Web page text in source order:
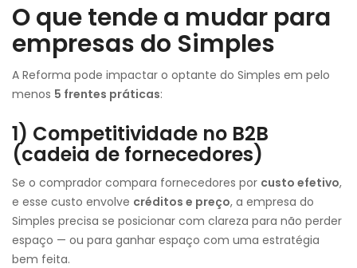
O que tende a mudar para
empresas do Simples
A Reforma pode impactar o optante do Simples em pelo
menos 5 frentes práticas:
1) Competitividade no B2B
(cadeia de fornecedores)
Se o comprador compara fornecedores por custo efetivo,
e esse custo envolve créditos e preço, a empresa do
Simples precisa se posicionar com clareza para não perder
espaço — ou para ganhar espaço com uma estratégia
bem feita.